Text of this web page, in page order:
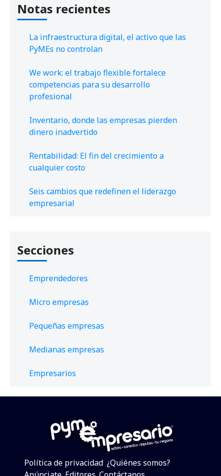
Notas recientes
La infraestructura digital, el activo que las
PyMEs no controlan
We work: el trabajo flexible fortalece
competencias para su desarrollo
profesional
Inventario, donde las empresas pierden
dinero inadvertido
Rentabilidad: El fin del crecimiento a
cualquier costo
Seis cambios que redefinen el liderazgo
empresarial
Secciones
Emprendedores
Micro empresas
Pequeñas empresas
Medianas empresas
Empresarios
Política de privacidad ¿Quiénes somos?